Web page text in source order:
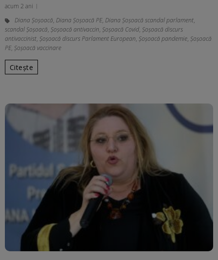
acum 2 ani
Diana Șoșoacă, Diana Șoșoacă PE, Diana Șoșoacă scandal parlament,
scandal Șoșoacă, Șoșoacă antivaccin, Șoșoacă Covid, Șoșoacă discurs
antivaccinist, Șoșoacă discurs Parlament European, Șoșoacă pandemie, Șoșoacă
PE, Șoșoacă vaccinare
Citește